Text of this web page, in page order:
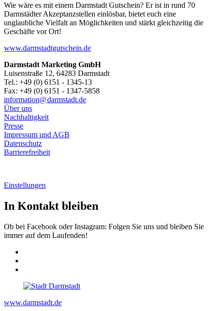
Wie wäre es mit einem Darmstadt Gutschein? Er ist in rund 70
Darmstädter Akzeptanzstellen einlösbar, bietet euch eine
unglaubliche Vielfalt an Möglichkeiten und stärkt gleichzeitig die
Geschäfte vor Ort!
www.darmstadtgutschein.de
Darmstadt Marketing GmbH
Luisenstraße 12, 64283 Darmstadt
Tel.: +49 (0) 6151 - 1345-13
Fax: +49 (0) 6151 - 1347-5858
information@darmstadt.de
Über uns
Nachhaltigkeit
Presse
Impressum und AGB
Datenschutz
Barrierefreiheit
Einstellungen
In Kontakt bleiben
Ob bei Facebook oder Instagram: Folgen Sie uns und bleiben Sie
immer auf dem Laufenden!
www.darmstadt.de